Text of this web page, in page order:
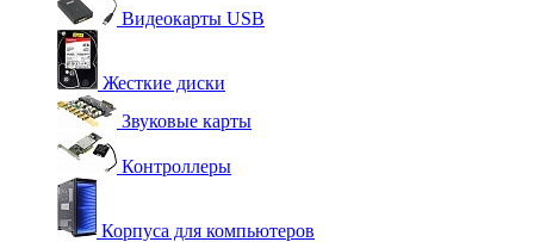
Видеокарты USB
Жесткие диски
Звуковые карты
Контроллеры
Корпуса для компьютеров